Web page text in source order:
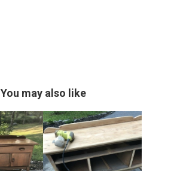
You may also like